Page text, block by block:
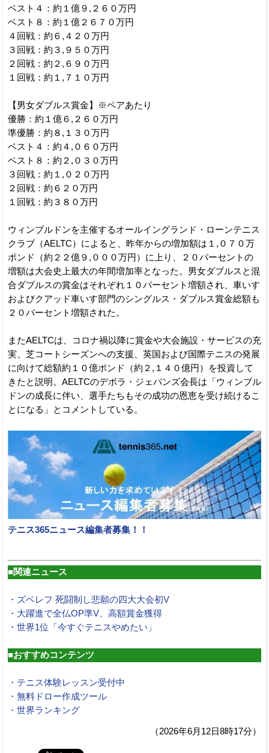
ベスト４：約１億９,２６０万円
ベスト８：約１億２６７０万円
４回戦：約６,４２０万円
３回戦：約３,９５０万円
２回戦：約２,６９０万円
１回戦：約１,７１０万円
【男女ダブルス賞金】※ペアあたり
優勝：約１億６,２６０万円
準優勝：約８,１３０万円
ベスト４：約４,０６０万円
ベスト８：約２,０３０万円
３回戦：約１,０２０万円
２回戦：約６２０万円
１回戦：約３８０万円
ウィンブルドンを主催するオールイングランド・ローンテニス
クラブ（AELTC）によると、昨年からの増加額は１,０７０万
ポンド（約２２億９,０００万円）に上り、２０パーセントの
増額は大会史上最大の年間増加率となった。男女ダブルスと混
合ダブルスの賞金はそれぞれ１０パーセント増額され、車いす
およびクアッド車いす部門のシングルス・ダブルス賞金総額も
２０パーセント増額された。
またAELTCは、コロナ禍以降に賞金や大会施設・サービスの充
実、芝コートシーズンへの支援、英国および国際テニスの発展
に向けて総額約１０億ポンド（約２,１４０億円）を投資して
きたと説明。AELTCのデボラ・ジェバンズ会長は「ウィンブル
ドンの成長に伴い、選手たちもその成功の恩恵を受け続けるこ
とになる」とコメントしている。
テニス365ニュース編集者募集！！
■関連ニュース
・ズベレフ 死闘制し悲願の四大大会初V
・大躍進で全仏OP準V、高額賞金獲得
・世界1位「今すぐテニスやめたい」
■おすすめコンテンツ
・テニス体験レッスン受付中
・無料ドロー作成ツール
・世界ランキング
（2026年6月12日8時17分）